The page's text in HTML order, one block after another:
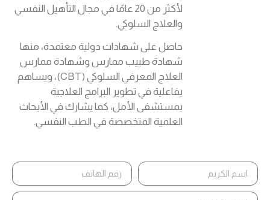
لأكثر من 20 عامًا في مجال التأهيل النفسي
والعلاج السلوكي.
حاصل على شهادات دولية معتمدة، منها
شهادة طبيب ممارس وشهادة ممارس
العلاج المعرفي السلوكي (CBT)، ويساهم
بفاعلية في تطوير البرامج العلاجية
بمستشفى الأمل، كما يشارك في الأبحاث
العلمية المتخصصة في الطب النفسي.